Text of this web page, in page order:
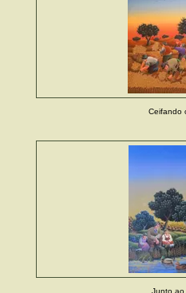
Ceifando
Junto